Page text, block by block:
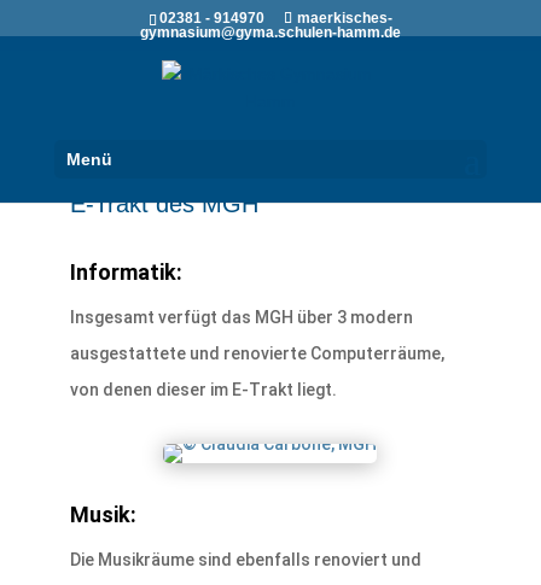
02381 - 914970
maerkisches-
gymnasium@gyma.schulen-hamm.de
Menü
E-Trakt des MGH
Informatik:
Insgesamt verfügt das MGH über 3 modern
ausgestattete und renovierte Computerräume,
von denen dieser im E-Trakt liegt.
Musik:
Die Musikräume sind ebenfalls renoviert und